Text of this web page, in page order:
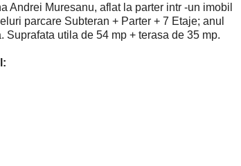
Andrei Muresanu, aflat la parter intr -un imobil
parcare Subteran + Parter + 7 Etaje; anul
Suprafata utila de 54 mp + terasa de 35 mp.